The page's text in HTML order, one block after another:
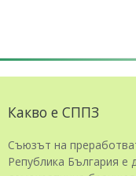
Какво е СППЗ
Съюзът на
Република България е